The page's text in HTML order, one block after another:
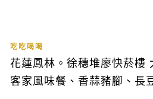
吃吃喝喝
花蓮鳳林。徐穗堆廖快菸樓
客家風味餐、香蒜豬腳、長